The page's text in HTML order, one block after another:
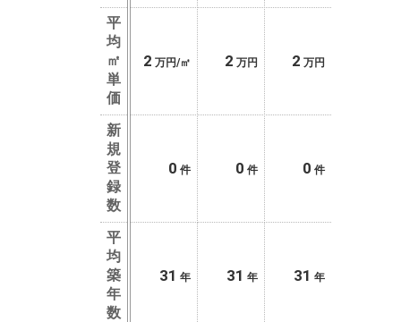
平
均
㎡
単
価
2 万円/㎡ 2 万円 2 万円
新
規
登
録
数
0 件 0 件 0 件
平
均
築
年
数
31 年 31 年 31 年